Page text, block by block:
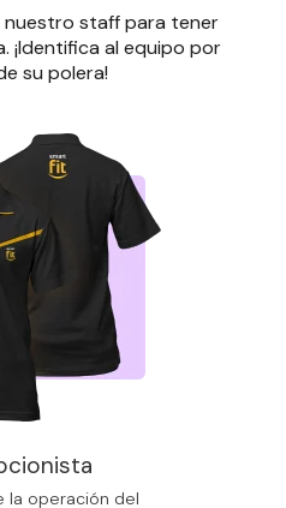
staff para tener
¡Identifica al equipo por
su polera!
la operación del